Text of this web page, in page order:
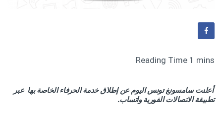
أعلنت سامسونغ تونس اليوم عن إطلاق خدمة الحرفاء الخاصة بها عبر
تطبيقة الاتصالات الفوريةواتساب.